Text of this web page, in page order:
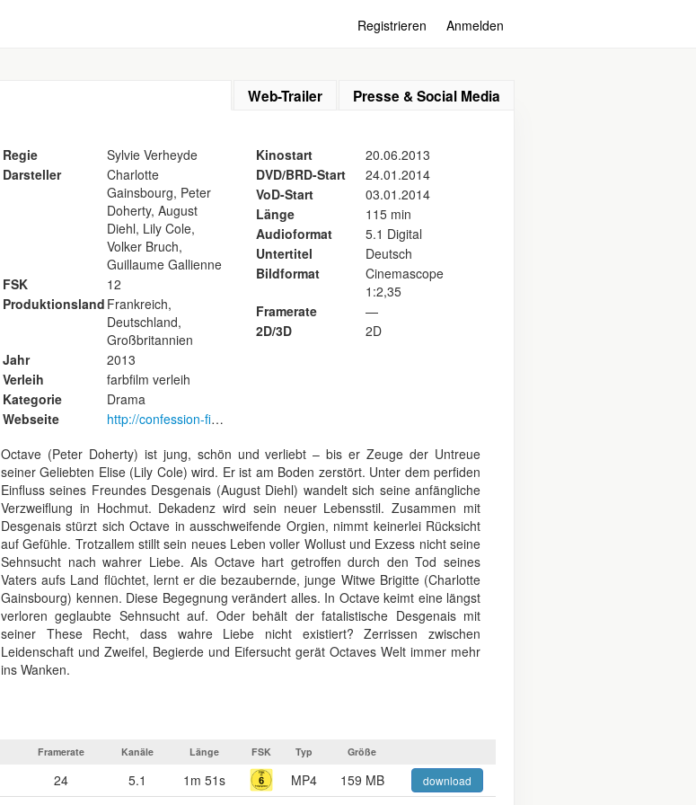
Registrieren Anmelden
Web-Trailer Presse & Social Media
Regie
Sylvie Verheyde
Darsteller
Charlotte
Gainsbourg, Peter
Doherty, August
Diehl, Lily Cole,
Volker Bruch,
Guillaume Gallienne
FSK
12
Produktionsland Frankreich,
Deutschland,
Großbritannien
Jahr
2013
Verleih
farbfilm verleih
Kategorie
Drama
Webseite
http://confession-film.de/
Kinostart
20.06.2013
DVD/BRD-Start
24.01.2014
VoD-Start
03.01.2014
Länge
115 min
Audioformat
5.1 Digital
Untertitel
Deutsch
Bildformat
Cinemascope
1:2,35
Framerate
—
2D/3D
2D
Octave (Peter Doherty) ist jung, schön und verliebt – bis er Zeuge der Untreue
seiner Geliebten Elise (Lily Cole) wird. Er ist am Boden zerstört. Unter dem perfiden
Einfluss seines Freundes Desgenais (August Diehl) wandelt sich seine anfängliche
Verzweiflung in Hochmut. Dekadenz wird sein neuer Lebensstil. Zusammen mit
Desgenais stürzt sich Octave in ausschweifende Orgien, nimmt keinerlei Rücksicht
auf Gefühle. Trotzallem stillt sein neues Leben voller Wollust und Exzess nicht seine
Sehnsucht nach wahrer Liebe. Als Octave hart getroffen durch den Tod seines
Vaters aufs Land flüchtet, lernt er die bezaubernde, junge Witwe Brigitte (Charlotte
Gainsbourg) kennen. Diese Begegnung verändert alles. In Octave keimt eine längst
verloren geglaubte Sehnsucht auf. Oder behält der fatalistische Desgenais mit
seiner These Recht, dass wahre Liebe nicht existiert? Zerrissen zwischen
Leidenschaft und Zweifel, Begierde und Eifersucht gerät Octaves Welt immer mehr
ins Wanken.
Framerate Kanäle Länge FSK Typ Größe
24 5.1 1m 51s MP4 159 MB download